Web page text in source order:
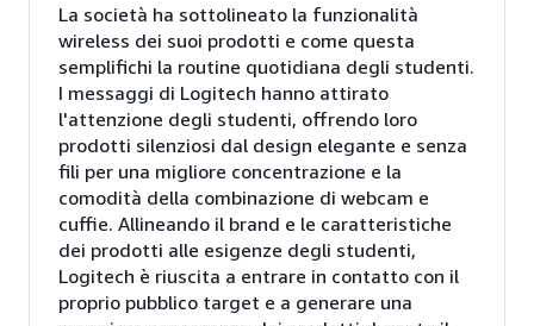
La società ha sottolineato la funzionalità
wireless dei suoi prodotti e come questa
semplifichi la routine quotidiana degli studenti.
I messaggi di Logitech hanno attirato
l'attenzione degli studenti, offrendo loro
prodotti silenziosi dal design elegante e senza
fili per una migliore concentrazione e la
comodità della combinazione di webcam e
cuffie. Allineando il brand e le caratteristiche
dei prodotti alle esigenze degli studenti,
Logitech è riuscita a entrare in contatto con il
proprio pubblico target e a generare una